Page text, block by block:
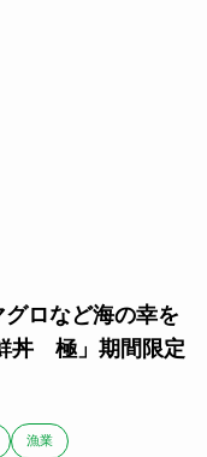
グロなど海の幸を
丼 極」期間限定
漁業